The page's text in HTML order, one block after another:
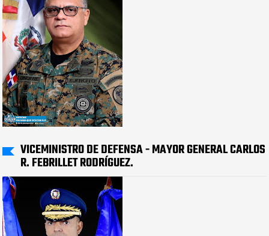
VICEMINISTRO DE DEFENSA - MAYOR GENERAL CARLOS
R. FEBRILLET RODRÍGUEZ.